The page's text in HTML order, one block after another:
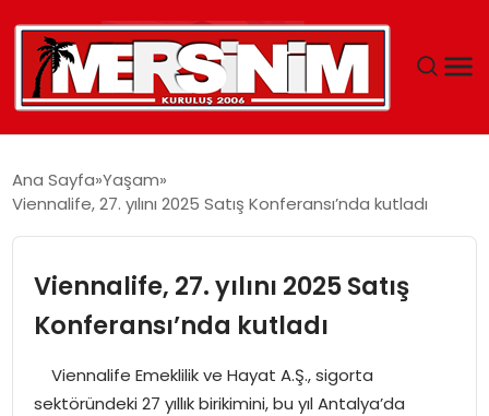
GÜNCEL
SAĞLIK
EĞITIM
Ana Sayfa Yaşam
Viennalife, 27. yılını 2025 Satış Konferansı’nda kutladı
Viennalife, 27. yılını 2025 Satış
Konferansı’nda kutladı
Viennalife Emeklilik ve Hayat A.Ş., sigorta
sektöründeki 27 yıllık birikimini, bu yıl Antalya’da